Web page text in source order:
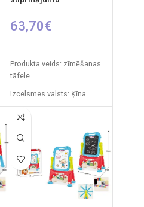
63,70€
Produkta veids: zīmēšanas
tāfele
Izcelsmes valsts: Ķīna
Iepakojuma izmēri: 12 x 53,5
x 61,5 cm
Produkta izmēri: 33 x 58 x 84
cm
Ieteicamais vecums: no 3